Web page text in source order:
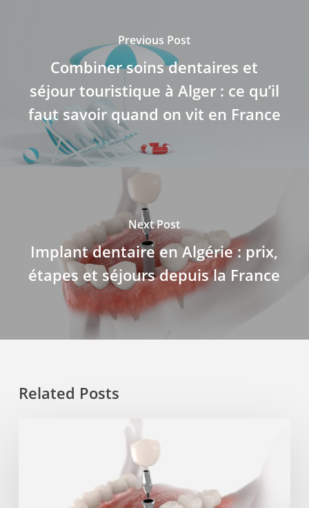
Previous Post
Combiner soins dentaires et
séjour touristique à Alger : ce qu’il
faut savoir quand on vit en France
Next Post
Implant dentaire en Algérie : prix,
étapes et séjours depuis la France
Related Posts